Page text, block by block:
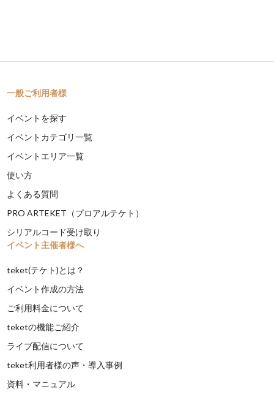
一般ご利用者様
イベントを探す
イベントカテゴリ一覧
イベントエリア一覧
使い方
よくある質問
PRO ARTEKET（プロアルテケト）
シリアルコード受け取り
イベント主催者様へ
teket(テケト)とは？
イベント作成の方法
ご利用料金について
teketの機能ご紹介
ライブ配信について
teket利用者様の声・導入事例
資料・マニュアル